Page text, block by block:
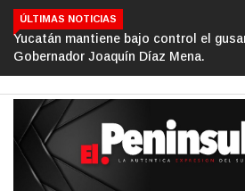
ÚLTIMAS NOTICIAS
control el gusano barrenador:
Díaz Mena.